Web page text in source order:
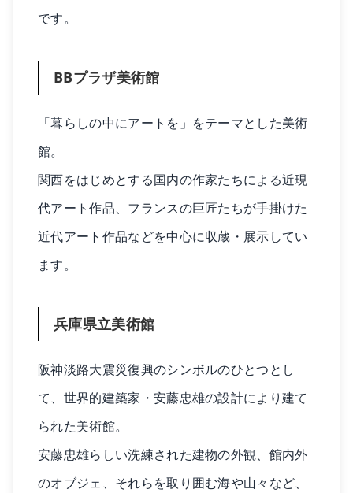
です。
BBプラザ美術館
「暮らしの中にアートを」をテーマとした美術
館。
関西をはじめとする国内の作家たちによる近現
代アート作品、フランスの巨匠たちが手掛けた
近代アート作品などを中心に収蔵・展示してい
ます。
兵庫県立美術館
阪神淡路大震災復興のシンボルのひとつとし
て、世界的建築家・安藤忠雄の設計により建て
られた美術館。
安藤忠雄らしい洗練された建物の外観、館内外
のオブジェ、それらを取り囲む海や山々など、